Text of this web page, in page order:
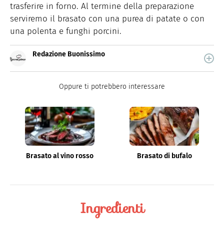
trasferire in forno. Al termine della preparazione
serviremo il brasato con una purea di patate o con
una polenta e funghi porcini.
Redazione Buonissimo
quale trovi idee veloci, facili e spiegate passo passo.
Oppure ti potrebbero interessare
Brasato al vino rosso Brasato di bufalo
Ingredienti